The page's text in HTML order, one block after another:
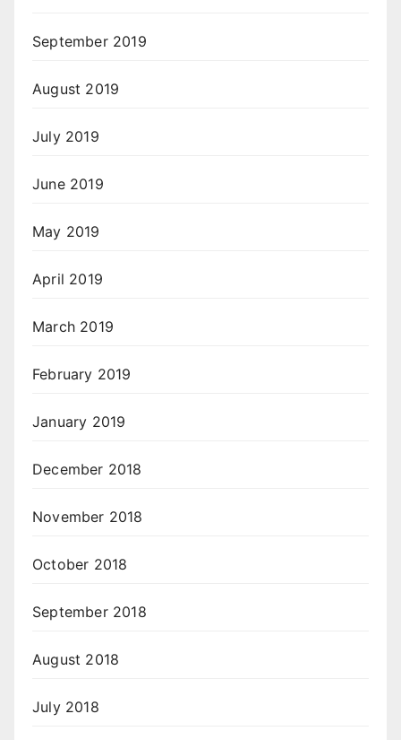
September 2019
August 2019
July 2019
June 2019
May 2019
April 2019
March 2019
February 2019
January 2019
December 2018
November 2018
October 2018
September 2018
August 2018
July 2018